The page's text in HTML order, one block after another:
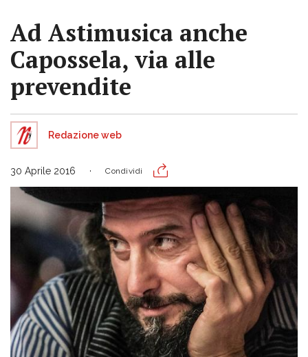
Ad Astimusica anche
Capossela, via alle
prevendite
Redazione web
30 Aprile 2016 Condividi